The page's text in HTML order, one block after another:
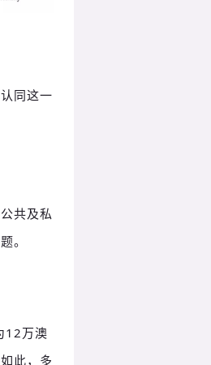
同这一
共及私
。
12万澳
此，多